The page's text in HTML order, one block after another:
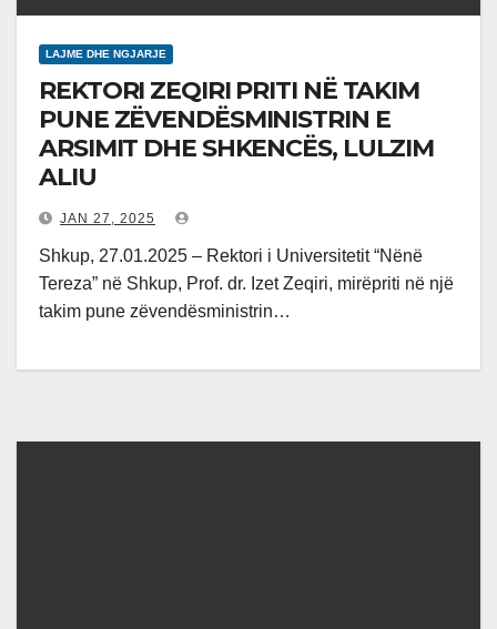
LAJME DHE NGJARJE
REKTORI ZEQIRI PRITI NË TAKIM
PUNE ZËVENDËSMINISTRIN E
ARSIMIT DHE SHKENCËS, LULZIM
ALIU
JAN 27, 2025
Shkup, 27.01.2025 – Rektori i Universitetit “Nënë
Tereza” në Shkup, Prof. dr. Izet Zeqiri, mirëpriti në një
takim pune zëvendësministrin…